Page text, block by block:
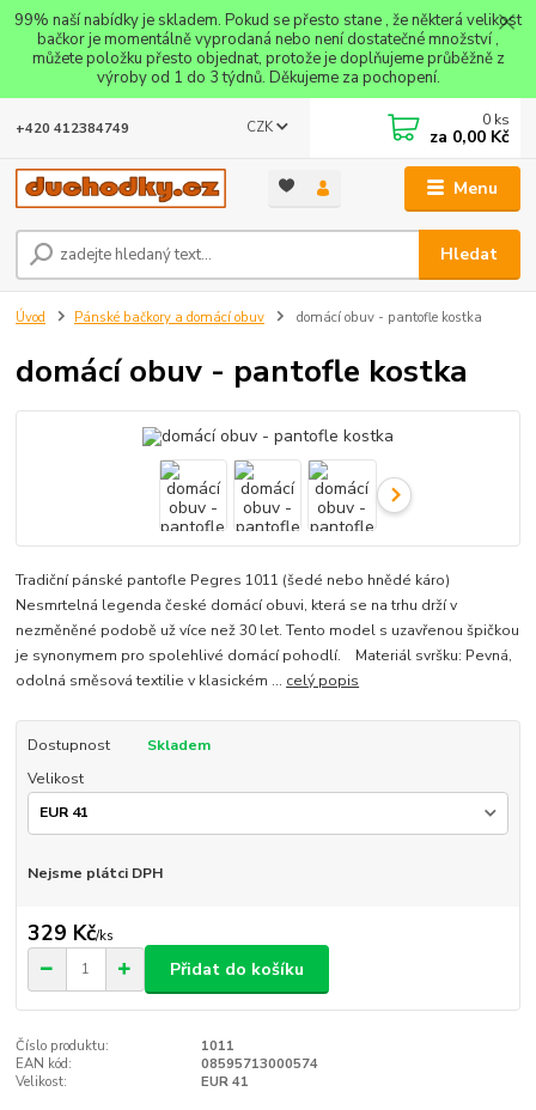
99% naší nabídky je skladem. Pokud se přesto stane , že některá velikost
bačkor je momentálně vyprodaná nebo není dostatečné množství ,
můžete položku přesto objednat, protože je doplňujeme průběžně z
výroby od 1 do 3 týdnů. Děkujeme za pochopení.
Menu
CZK
Hledat
+420 412384749 0 ks
za 0,00 Kč
Úvod Pánské bačkory a domácí obuv domácí obuv - pantofle kostka
domácí obuv - pantofle kostka
Tradiční pánské pantofle Pegres 1011 (šedé nebo hnědé káro)
Nesmrtelná legenda české domácí obuvi, která se na trhu drží v
nezměněné podobě už více než 30 let. Tento model s uzavřenou špičkou
je synonymem pro spolehlivé domácí pohodlí. Materiál svršku: Pevná,
odolná směsová textilie v klasickém ... celý popis
Dostupnost
Skladem
Velikost
Nejsme plátci DPH
329 Kč/ks
Přidat do košíku
Číslo produktu:
1011
EAN kód:
08595713000574
Velikost:
EUR 41